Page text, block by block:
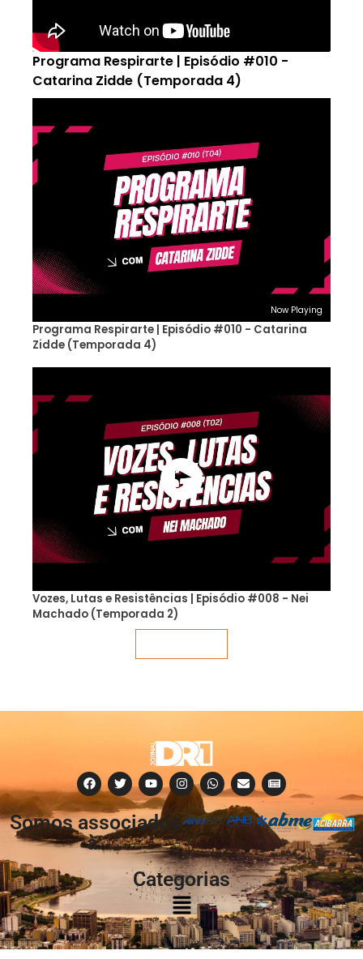
Programa Respirarte | Episódio #010 -
Catarina Zidde (Temporada 4)
Now Playing
Programa Respirarte | Episódio #010 - Catarina
Zidde (Temporada 4)
Vozes, Lutas e Resistências | Episódio #008 - Nei
Machado (Temporada 2)
Somos associados
à:
Categorias